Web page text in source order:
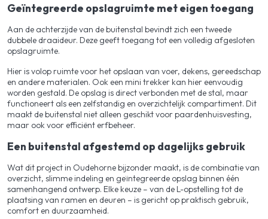
Geïntegreerde opslagruimte met eigen toegang
Aan de achterzijde van de buitenstal bevindt zich een tweede
dubbele draaideur. Deze geeft toegang tot een volledig afgesloten
opslagruimte.
Hier is volop ruimte voor het opslaan van voer, dekens, gereedschap
en andere materialen. Ook een mini trekker kan hier eenvoudig
worden gestald. De opslag is direct verbonden met de stal, maar
functioneert als een zelfstandig en overzichtelijk compartiment. Dit
maakt de buitenstal niet alleen geschikt voor paardenhuisvesting,
maar ook voor efficiënt erfbeheer.
Een buitenstal afgestemd op dagelijks gebruik
Wat dit project in Oudehorne bijzonder maakt, is de combinatie van
overzicht, slimme indeling en geïntegreerde opslag binnen één
samenhangend ontwerp. Elke keuze – van de L-opstelling tot de
plaatsing van ramen en deuren – is gericht op praktisch gebruik,
comfort en duurzaamheid.